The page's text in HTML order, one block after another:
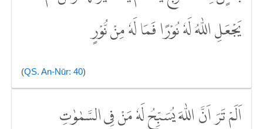
يَجْعَلِ اللّٰهُ لَهٗ نُوْرًا فَمَا لَهٗ مِنْ نُّوْرٍ
(QS. An-Nūr: 40)
اَلَمْ تَرَ اَنَّ اللّٰهَ يُسَبِّحُ لَهٗ مَنْ فِى السَّمٰوٰتِ